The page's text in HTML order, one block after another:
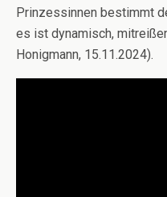
Prinzessinnen bestimmt
es ist dynamisch,
Honigmann, 15.11.2024).